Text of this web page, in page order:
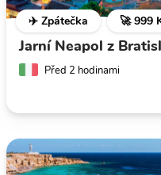
✈️ Zpátečka 🚀 999
Jarní Neapol z
Před 2 hodinami